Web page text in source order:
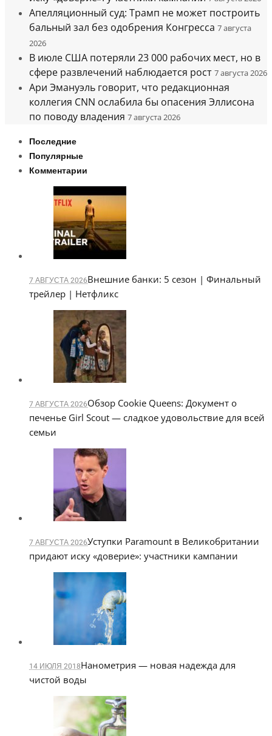
Апелляционный суд: Трамп не может построить
бальный зал без одобрения Конгресса 7 августа
2026
В июле США потеряли 23 000 рабочих мест, но в
сфере развлечений наблюдается рост 7 августа 2026
Ари Эмануэль говорит, что редакционная
коллегия CNN ослабила бы опасения Эллисона
по поводу владения 7 августа 2026
Последние
Популярные
Комментарии
7 АВГУСТА 2026Внешние банки: 5 сезон | Финальный
трейлер | Нетфликс
7 АВГУСТА 2026Обзор Cookie Queens: Документ о
печенье Girl Scout — сладкое удовольствие для всей
семьи
7 АВГУСТА 2026Уступки Paramount в Великобритании
придают иску «доверие»: участники кампании
14 ИЮЛЯ 2018Нанометрия — новая надежда для
чистой воды